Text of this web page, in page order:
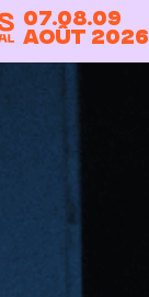
07.08.09
Août 2026